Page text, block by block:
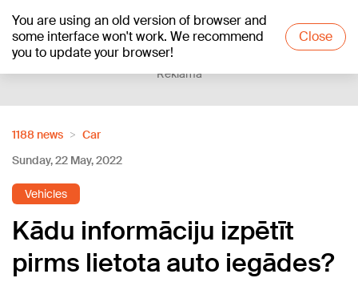
You are using an old version of browser and
some interface won't work. We recommend
you to update your browser!
Close
+23°C
Reklāma
1188 news
Car
Sunday, 22 May, 2022
Vehicles
Kādu informāciju izpētīt
pirms lietota auto iegādes?